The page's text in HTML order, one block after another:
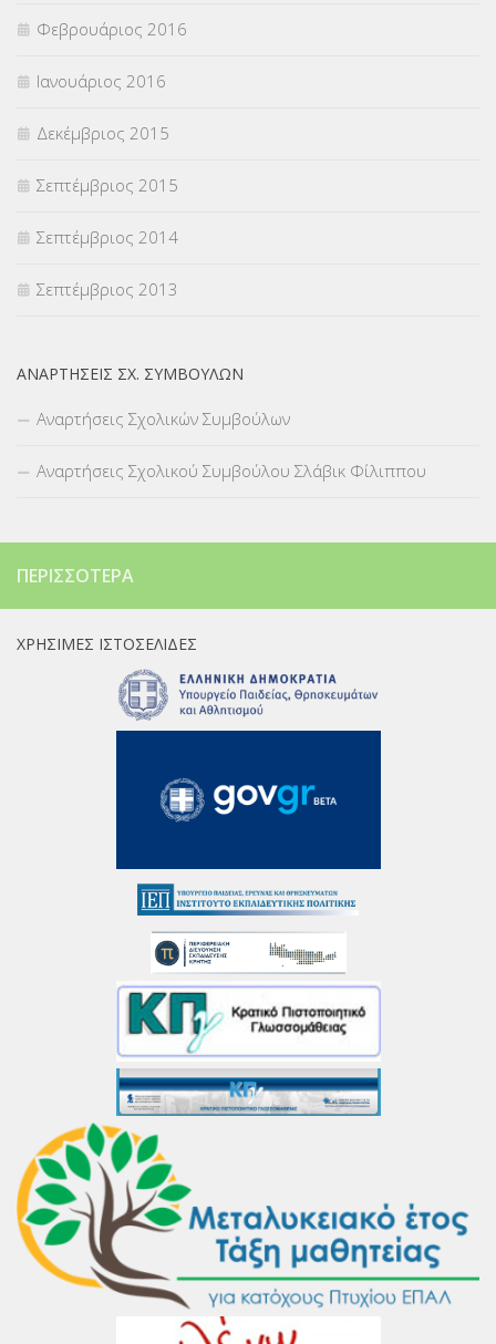
Φεβρουάριος 2016
Ιανουάριος 2016
Δεκέμβριος 2015
Σεπτέμβριος 2015
Σεπτέμβριος 2014
Σεπτέμβριος 2013
ΑΝΑΡΤΉΣΕΙΣ ΣΧ. ΣΥΜΒΟΎΛΩΝ
Αναρτήσεις Σχολικών Συμβούλων
Αναρτήσεις Σχολικού Συμβούλου Σλάβικ Φίλιππου
ΠΕΡΙΣΣΌΤΕΡΑ
ΧΡΉΣΙΜΕΣ ΙΣΤΟΣΕΛΊΔΕΣ